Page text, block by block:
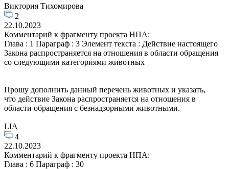
Виктория Тихомирова
2
22.10.2023
Комментарий к фрагменту проекта НПА:
Глава : 1 Параграф : 3 Элемент текста : Действие настоящего
Закона распространяется на отношения в области обращения
со следующими категориями животных
Прошу дополнить данный перечень животных и указать,
что действие Закона распространяется на отношения в
области обращения с безнадзорными животными.
LIA
4
22.10.2023
Комментарий к фрагменту проекта НПА:
Глава : 6 Параграф : 30